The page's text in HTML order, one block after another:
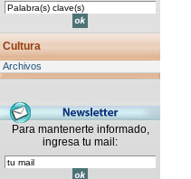
Cultura
Archivos
Para mantenerte informado,
ingresa tu mail: